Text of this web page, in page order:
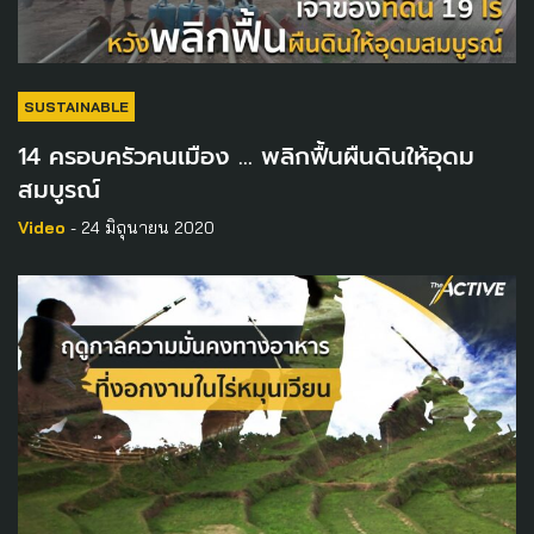
SUSTAINABLE
14 ครอบครัวคนเมือง … พลิกฟื้นผืนดินให้อุดม
สมบูรณ์
Video - 24 มิถุนายน 2020